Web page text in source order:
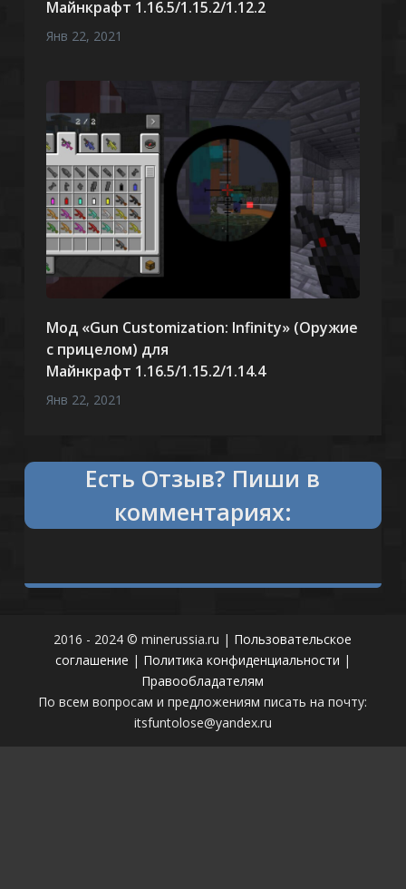
Майнкрафт 1.16.5/1.15.2/1.12.2
Янв 22, 2021
Мод «Gun Customization: Infinity» (Оружие
с прицелом) для
Майнкрафт 1.16.5/1.15.2/1.14.4
Янв 22, 2021
Естьчто сказать?Пиши в
комментариях:
2016 - 2024 © minerussia.ru | Пользовательское
соглашение | Политика конфиденциальности |
Правообладателям
По всем вопросам и предложениям писать на почту:
itsfuntolose@yandex.ru